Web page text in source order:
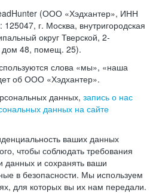
(ООО «Хэдхантер», ИНН
г. Москва, внутригородская
округ Тверской, 2-
дом 48, помещ. 25).
слова «мы», «наша
об ООО «Хэдхантер».
данных, запись о нас
данных на сайте
ваших данных
чтобы соблюдать требования
данных и сохранять ваши
в безопасности. Мы используем
для которых вы их нам передали.